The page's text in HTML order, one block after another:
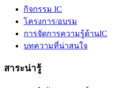
กิจกรรม IC
โครงการ/อบรม
การจัดการความรู้ด้านIC
บทความที่น่าสนใจ
สาระน่ารู้